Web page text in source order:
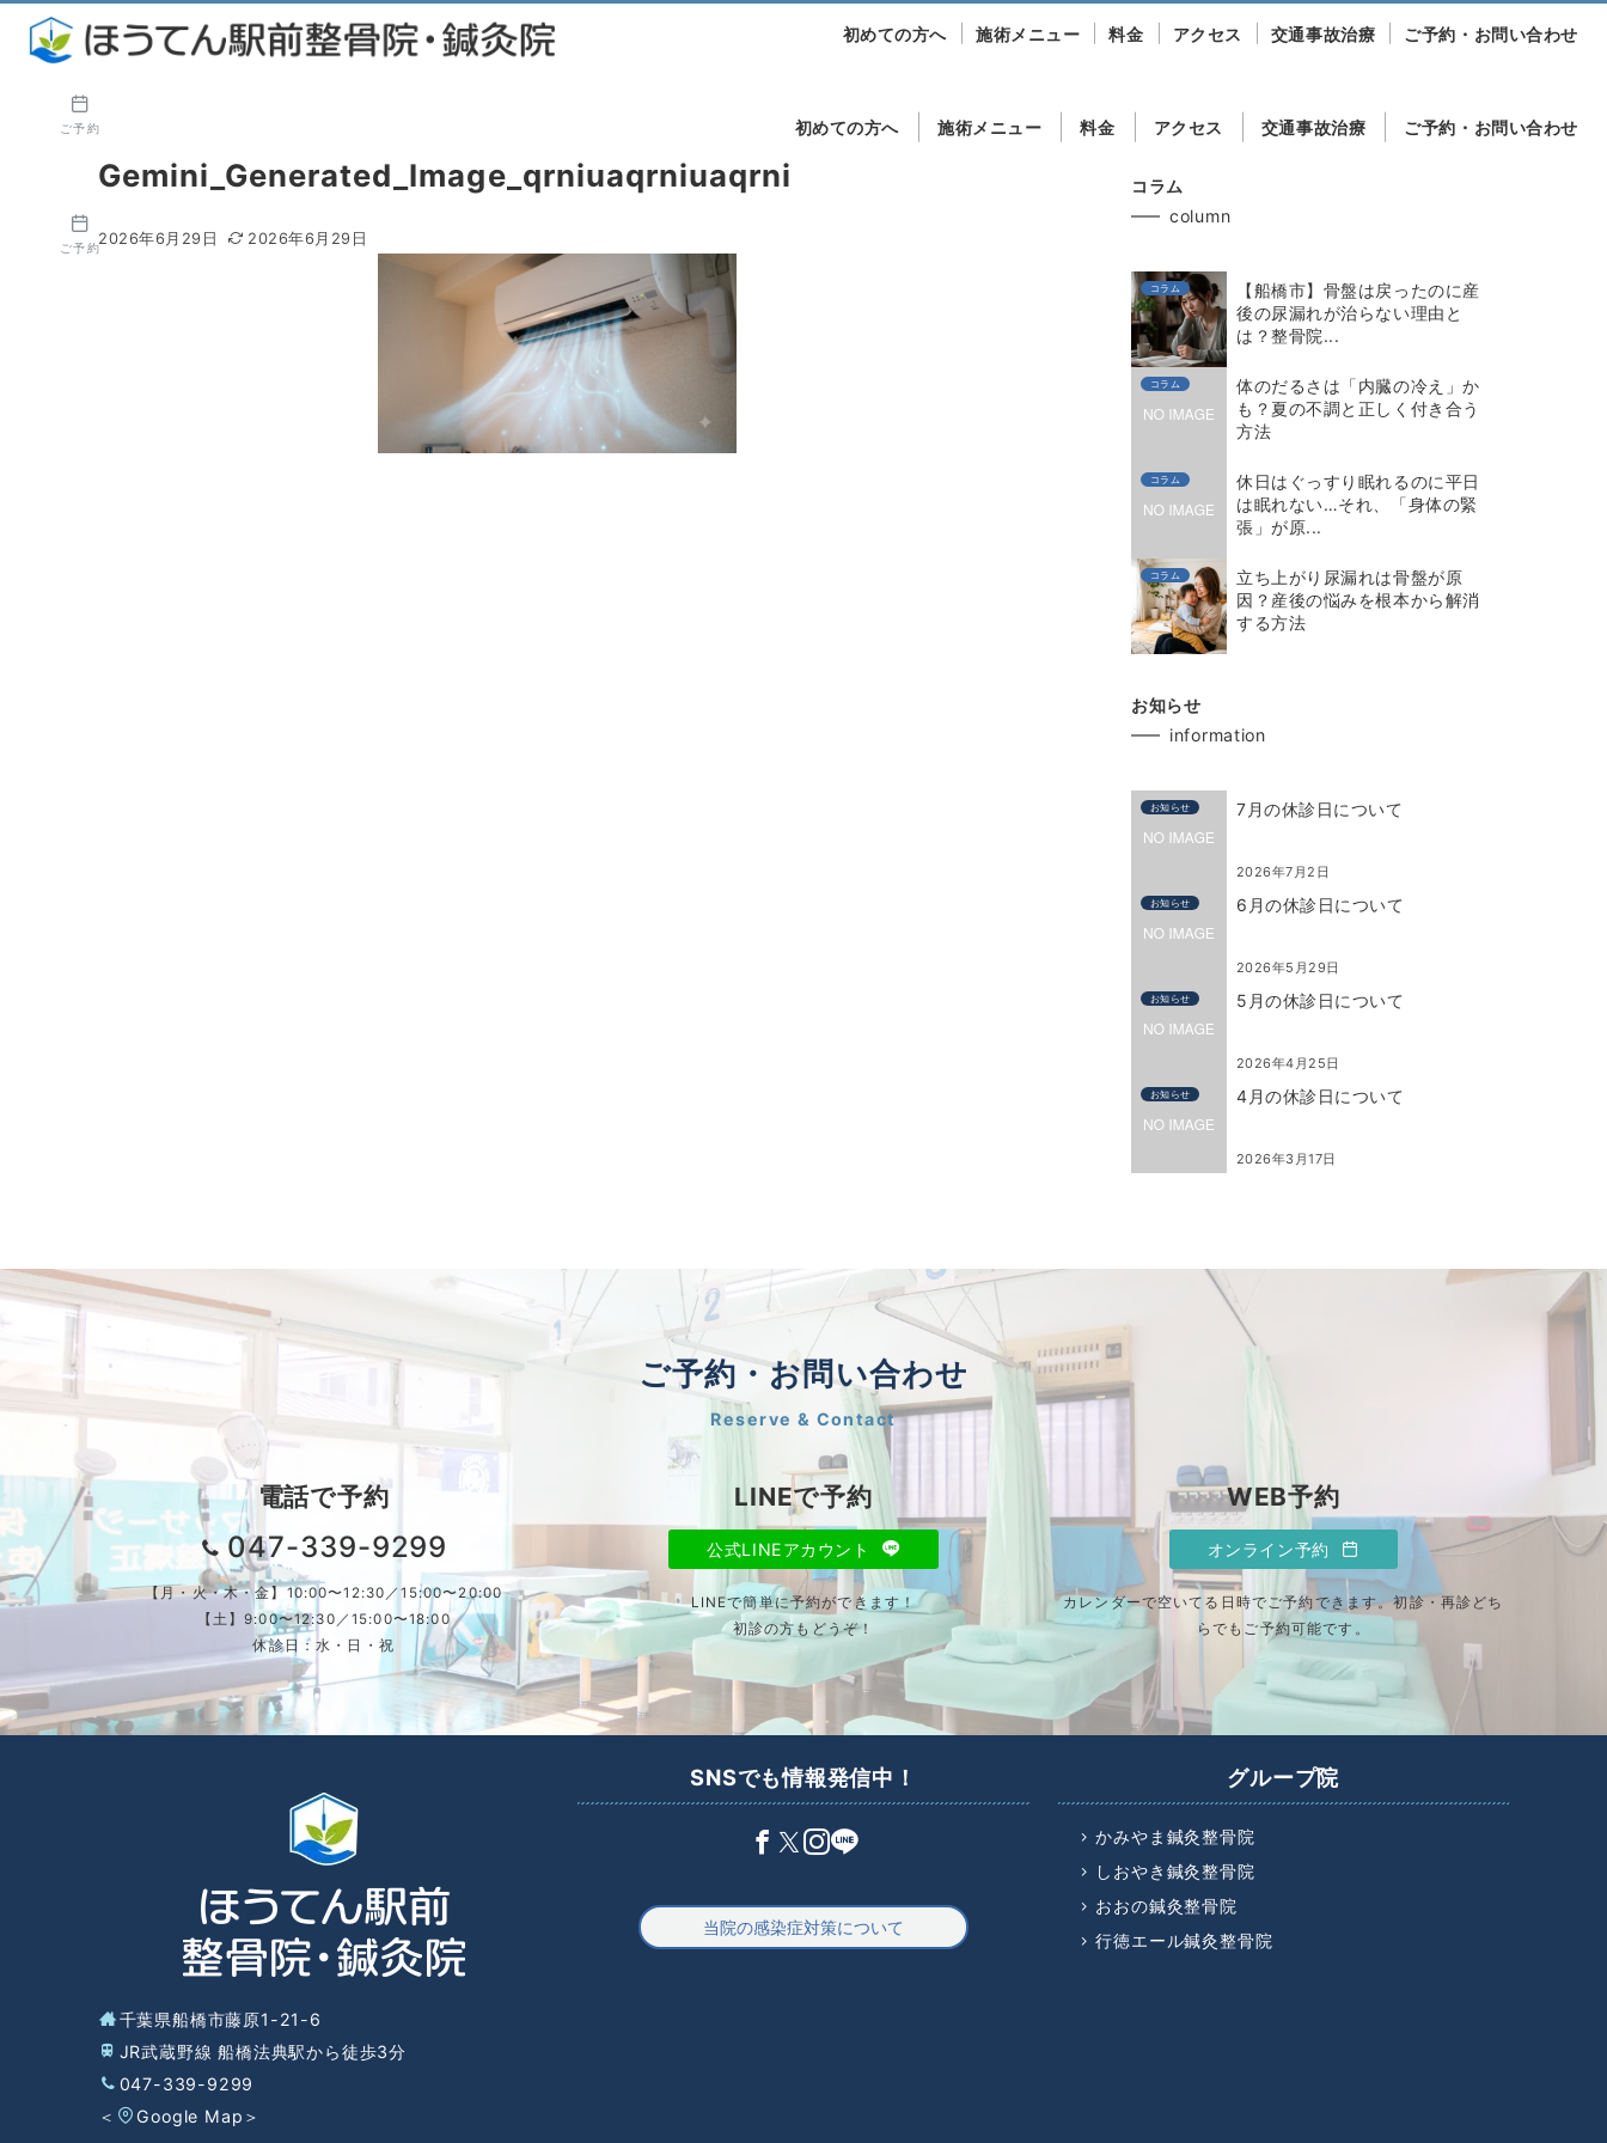
初めての方へ 施術メニュー 料金 アクセス 交通事故治療 ご予約・お問い合わせ
ご予約
初めての方へ 施術メニュー 料金 アクセス 交通事故治療 ご予約・お問い合わせ
ご予約
Gemini_Generated_Image_qrniuaqrniuaqrni
2026年6月29日 2026年6月29日
コラム
column
コラム
【船橋市】骨盤は戻ったのに産
後の尿漏れが治らない理由と
は？整骨院...
コラム
体のだるさは「内臓の冷え」か
も？夏の不調と正しく付き合う
方法
コラム
休日はぐっすり眠れるのに平日
は眠れない…それ、「身体の緊
張」が原...
コラム
立ち上がり尿漏れは骨盤が原
因？産後の悩みを根本から解消
する方法
お知らせ
information
お知らせ 7月の休診日について
2026年7月2日
お知らせ 6月の休診日について
2026年5月29日
お知らせ 5月の休診日について
2026年4月25日
お知らせ 4月の休診日について
2026年3月17日
ご予約・お問い合わせ
Reserve & Contact
電話で予約
047-339-9299
【月・火・木・金】10:00〜12:30／15:00〜20:00
【土】9:00〜12:30／15:00〜18:00
休診日：水・日・祝
LINEで予約
公式LINEアカウント
LINEで簡単に予約ができます！
初診の方もどうぞ！
WEB予約
オンライン予約
カレンダーで空いてる日時でご予約できます。初診・再診どち
らでもご予約可能です。
千葉県船橋市藤原1-21-6
JR武蔵野線 船橋法典駅から徒歩3分
047-339-9299
＜
Google Map ＞
SNSでも情報発信中！
当院の感染症対策について
グループ院
かみやま鍼灸整骨院
しおやき鍼灸整骨院
おおの鍼灸整骨院
行徳エール鍼灸整骨院